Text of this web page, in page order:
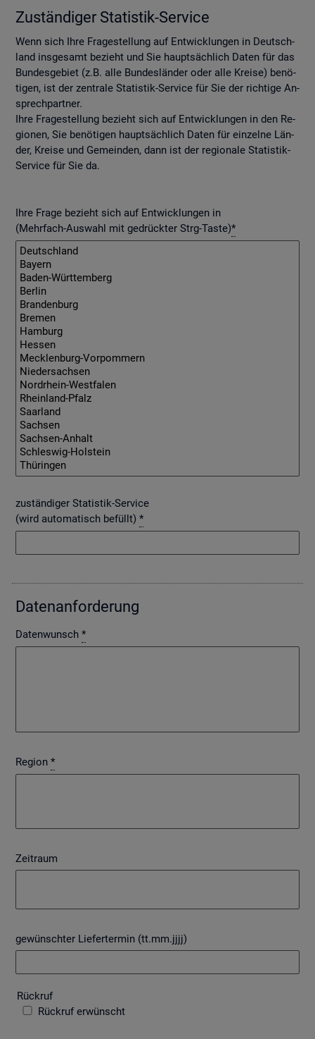
Zu­stän­di­ger Sta­tis­tik-Ser­vice
Wenn sich Ihre Fra­ge­stel­lung auf Ent­wick­lun­gen in Deutsch­
land ins­ge­samt be­zieht und Sie haupt­säch­lich Daten für das
Bun­des­ge­biet (z.B. alle Bun­des­län­der oder alle Krei­se) be­nö­
ti­gen, ist der zen­tra­le Sta­tis­tik-Ser­vice für Sie der rich­ti­ge An­
sprech­part­ner.
Ihre Fra­ge­stel­lung be­zieht sich auf Ent­wick­lun­gen in den Re­
gio­nen, Sie be­nö­ti­gen haupt­säch­lich Daten für ein­zel­ne Län­
der, Krei­se und Ge­mein­den, dann ist der re­gio­na­le Sta­tis­tik-
Ser­vice für Sie da.
Ihre Frage bezieht sich auf Entwicklungen in
(Mehrfach-Auswahl mit gedrückter Strg-Taste)*
zuständiger Statistik-Service
(wird automatisch befüllt) *
Da­ten­an­for­de­rung
Datenwunsch *
Region *
Zeitraum
gewünschter Liefertermin (tt.mm.jjjj)
Rück­ruf
Rückruf erwünscht